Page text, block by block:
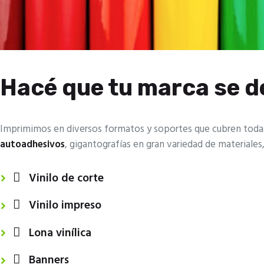
Hacé que tu marca se
Imprimimos en diversos formatos y soportes que cubren
autoadhesivos, gigantografías en gran variedad de
Vinilo de corte
Vinilo impreso
Lona vinílica
Banners